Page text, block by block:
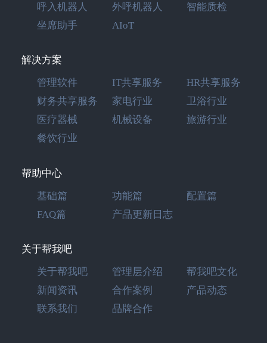
呼入机器人
外呼机器人
智能质检
坐席助手
AIoT
解决方案
管理软件
IT共享服务
HR共享服务
财务共享服务
家电行业
卫浴行业
医疗器械
机械设备
旅游行业
餐饮行业
帮助中心
基础篇
功能篇
配置篇
FAQ篇
产品更新日志
关于帮我吧
关于帮我吧
管理层介绍
帮我吧文化
新闻资讯
合作案例
产品动态
联系我们
品牌合作